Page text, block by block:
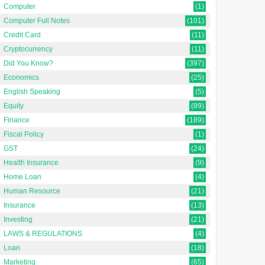
Computer
(1)
Computer Full Notes
(101)
Credit Card
(11)
Cryptocurrency
(11)
Did You Know?
(397)
Economics
(25)
English Speaking
(5)
Equity
(89)
Finance
(189)
Fiscal Policy
(1)
GST
(24)
Health Insurance
(9)
Home Loan
(4)
Human Resource
(21)
Insurance
(13)
Investing
(21)
LAWS & REGULATIONS
(4)
Loan
(18)
Marketing
(65)